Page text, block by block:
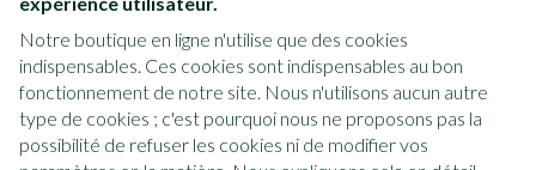
Notre boutique en ligne n'utilise que des cookies
indispensables. Ces cookies sont indispensables au bon
fonctionnement de notre site. Nous n'utilisons aucun autre
type de cookies ; c'est pourquoi nous ne proposons pas la
possibilité de refuser les cookies ni de modifier vos